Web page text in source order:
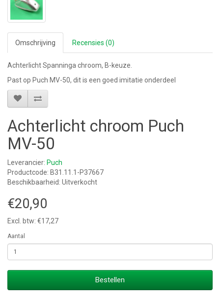
Omschrijving Recensies (0)
Achterlicht Spanninga chroom, B-keuze.
Past op Puch MV-50, dit is een goed imitatie onderdeel
Achterlicht chroom Puch
MV-50
Leverancier: Puch
Productcode: B31.11.1-P37667
Beschikbaarheid: Uitverkocht
€20,90
Excl. btw: €17,27
Aantal
Bestellen